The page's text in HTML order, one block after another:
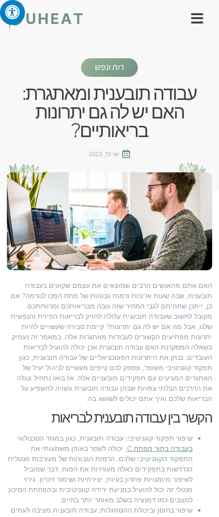
רוח ונפש
עבודה תובענית ומאתגרת:
האם יש לה גם יתרונות
בריאותיים?
יוני 10, 2023
האם אתם מהאנשים הרבים שמוצאים את עצמם שקועים בעבודה
תובענית, שבה שעות ארוכות ורמות גבוהות של מתח הפכו לנורמה? אם
כן, ייתכן שתהיתם לגבי המחיר שזה גובה מבריאותכם ומרווחתכם.
מקובל לחשוב שעבודה תובענית עלולה להזיק לבריאות הפיזית והנפשית
שלנו, אבל מה אם יש לה גם יתרונות? קיימת סבירה שעשויים להיות
יתרונות מפתיעים הקשורים לעבודות מאתגרות אלה. במאמר זה נעמיק
בשאלה המסקרנת האם עבודה תובענית אכן יכולה להועיל לבריאות
העובדים. נבחן את היתרונות הפוטנציאליים של עבודה תובענית, כגון
תפקוד קוגניטיבי משופר, ונספק לכם טיפים מעשיים לניהול יעיל של
האתגרים המגיעים עם תפקידים תובעניים אלה. אז בואו נתחיל ונגלה
את הדרכים הבלתי צפויות שבהן עבודה תובענית עשויה להשפיע על
הבריאות שלכם ואיך אתם יכולים לשגשג בה.
הקשר בין עבודה תובענית לבריאות
שיפור תפקוד קוגניטיבי: עבודה תובענית, כגון במגזר הטכנולוגי
בעבודה בתור מפתח C
, יכולה לשפר באופן משמעותי את
התפקוד הקוגניטיבי שלכם. הרמות הגבוהות של מעורבות מנטלית
הנדרשות בתפקידים כאלה מעוררות את המוח, דבר שמוביל
לשיפור מיומנויות פתרון בעיות, יצירתיות ושימור זיכרון. גירוי
מנטלי זה יכול להועיל במניעת ירידה קוגניטיבית ובהפחתת הסיכון
למצבים כמו דמנציה בשלב מאוחר יותר בחיים.
שיפור בחוסן וביכולת ההסתגלות: עבודה תובענית מציבה לעתים